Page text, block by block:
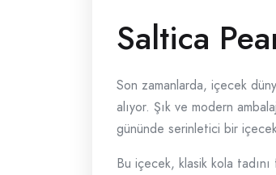
Saltica
Son zamanlarda, içecek
alıyor. Şık ve modern
gününde serinletici bir
Bu içecek, klasik kola